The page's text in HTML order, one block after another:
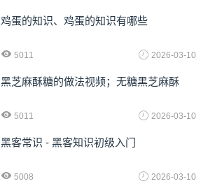
鸡蛋的知识、鸡蛋的知识有哪些
5011 2026-03-10
黑芝麻酥糖的做法视频；无糖黑芝麻酥
5011 2026-03-10
黑客常识 - 黑客知识初级入门
5008 2026-03-10